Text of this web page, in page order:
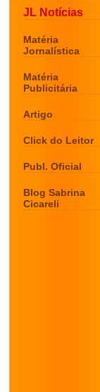
JL Notícias
Matéria
Jornalística
Matéria
Publicitária
Artigo
Click do Leitor
Publ. Oficial
Blog Sabrina
Cicareli